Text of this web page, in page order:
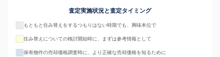
査定実施状況と査定タイミング
もともと住み替えをするつもりはない時期でも、興味本位で
住み替えについての検討開始時に、まずは参考情報として
保有物件の売却価格調査時に、より正確な売却価格を知るために